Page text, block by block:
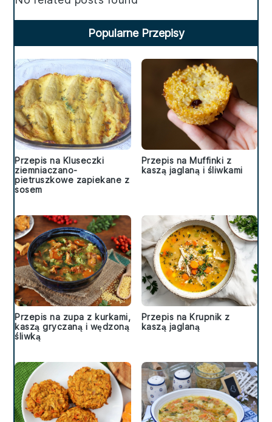
Popularne Przepisy
Przepis na Kluseczki
ziemniaczano-
pietruszkowe zapiekane z
sosem
Przepis na Muffinki z
kaszą jaglaną i śliwkami
Przepis na zupa z kurkami,
kaszą gryczaną i wędzoną
śliwką
Przepis na Krupnik z
kaszą jaglaną